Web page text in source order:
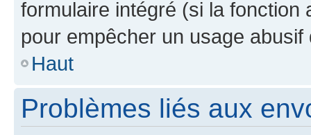
formulaire intégré (si la fonction
pour empêcher un usage
Haut
Problèmes liés aux